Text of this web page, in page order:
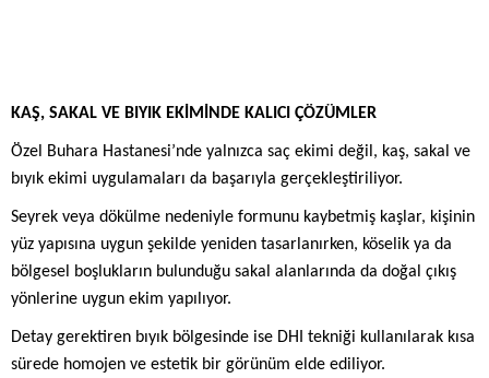
KAŞ, SAKAL VE BIYIK EKİMİNDE KALICI ÇÖZÜMLER
Özel Buhara Hastanesi’nde yalnızca saç ekimi değil, kaş, sakal ve
bıyık ekimi uygulamaları da başarıyla gerçekleştiriliyor.
Seyrek veya dökülme nedeniyle formunu kaybetmiş kaşlar, kişinin
yüz yapısına uygun şekilde yeniden tasarlanırken, köselik ya da
bölgesel boşlukların bulunduğu sakal alanlarında da doğal çıkış
yönlerine uygun ekim yapılıyor.
Detay gerektiren bıyık bölgesinde ise DHI tekniği kullanılarak kısa
sürede homojen ve estetik bir görünüm elde ediliyor.